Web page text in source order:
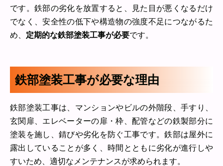
です。鉄部の劣化を放置すると、見た目が悪くなるだけ
でなく、安全性の低下や構造物の強度不足につながるた
め、 定期的な鉄部塗装工事が必要です。
鉄部塗装工事が必要な理由
鉄部塗装工事は、マンションやビルの外階段、手すり、
玄関扉、エレベーターの扉・枠、配管などの鉄製部分に
塗装を施し、錆びや劣化を防ぐ工事です。鉄部は屋外に
露出していることが多く、時間とともに劣化が進行しや
すいため、適切なメンテナンスが求められます。